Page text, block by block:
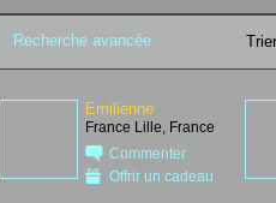
Recherche avancée
Emilienne
France Lille, France
Commenter
Offrir un cadeau